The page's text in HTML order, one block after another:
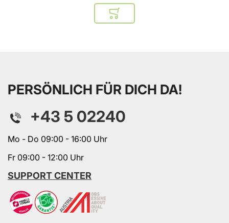
In den Warenkorb
PERSÖNLICH FÜR DICH DA!
+43 5 02240
Mo - Do 09:00 - 16:00 Uhr
Fr 09:00 - 12:00 Uhr
SUPPORT CENTER